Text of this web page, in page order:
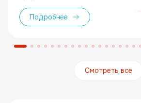
Подробнее
Смотреть все